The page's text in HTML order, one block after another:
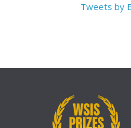
Tweets by